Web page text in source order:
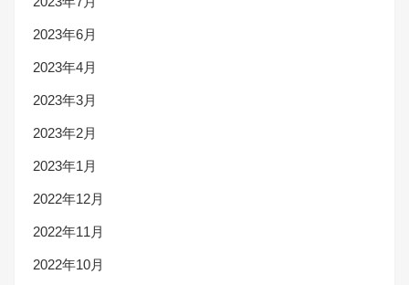
2023年6月
2023年4月
2023年3月
2023年2月
2023年1月
2022年12月
2022年11月
2022年10月